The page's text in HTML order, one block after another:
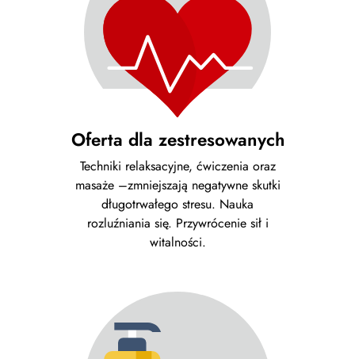
Oferta dla zestresowanych
Techniki relaksacyjne, ćwiczenia oraz
masaże –zmniejszają negatywne skutki
długotrwałego stresu. Nauka
rozluźniania się. Przywrócenie sił i
witalności.